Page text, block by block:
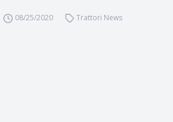
08/25/2020 Trattori News